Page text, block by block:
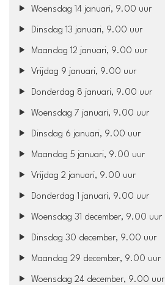
Woensdag 14 januari, 9.00 uur
Dinsdag 13 januari, 9.00 uur
Maandag 12 januari, 9.00 uur
Vrijdag 9 januari, 9.00 uur
Donderdag 8 januari, 9.00 uur
Woensdag 7 januari, 9.00 uur
Dinsdag 6 januari, 9.00 uur
Maandag 5 januari, 9.00 uur
Vrijdag 2 januari, 9.00 uur
Donderdag 1 januari, 9.00 uur
Woensdag 31 december, 9.00 uur
Dinsdag 30 december, 9.00 uur
Maandag 29 december, 9.00 uur
Woensdag 24 december, 9.00 uur